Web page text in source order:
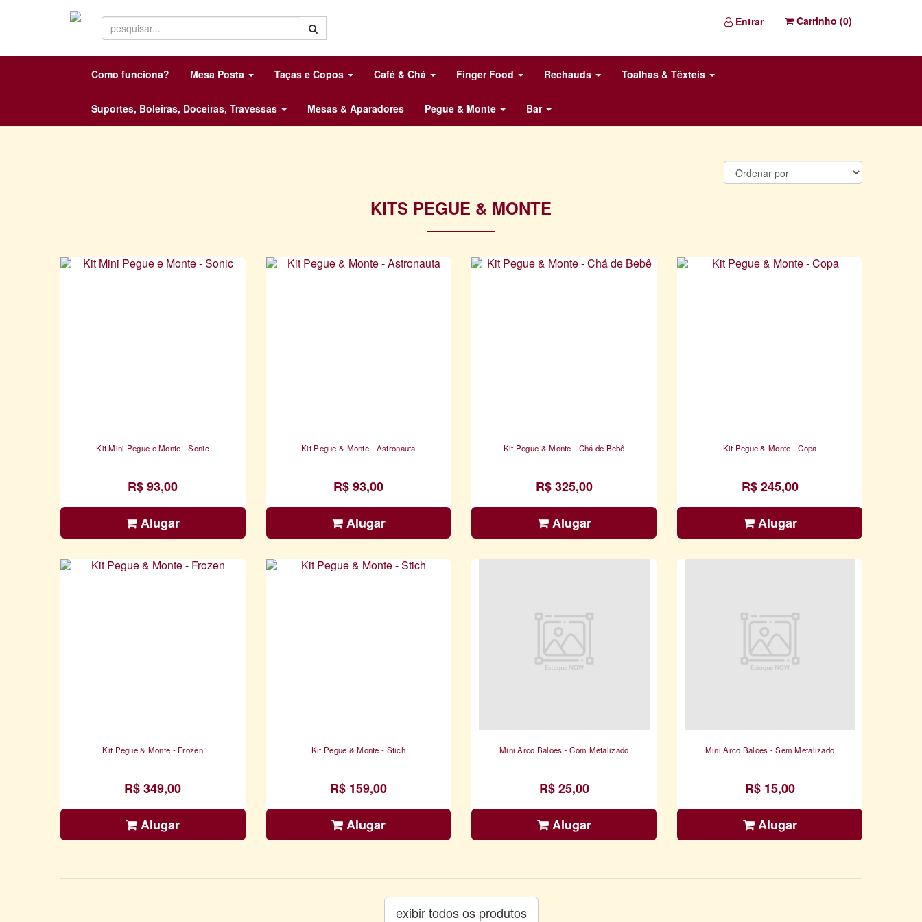
Entrar Carrinho (0)
Como funciona? Mesa Posta Taças e Copos Café & Chá Finger Food Rechauds Toalhas & Têxteis
Suportes, Boleiras, Doceiras, Travessas Mesas & Aparadores Pegue & Monte Bar
KITS PEGUE & MONTE
Kit Mini Pegue e Monte - Sonic
R$ 93,00
Alugar
Kit Pegue & Monte - Astronauta
R$ 93,00
Alugar
Kit Pegue & Monte - Chá de Bebê
R$ 325,00
Alugar
Kit Pegue & Monte - Copa
R$ 245,00
Alugar
Kit Pegue & Monte - Frozen
R$ 349,00
Alugar
Kit Pegue & Monte - Stich
R$ 159,00
Alugar
Mini Arco Balões - Com Metalizado
R$ 25,00
Alugar
Mini Arco Balões - Sem Metalizado
R$ 15,00
Alugar
exibir todos os produtos